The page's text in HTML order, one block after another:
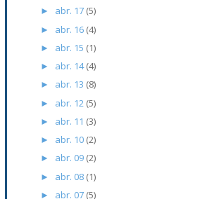
► abr. 17 (5)
► abr. 16 (4)
► abr. 15 (1)
► abr. 14(4)
► abr. 13 (8)
► abr. 12 (5)
► abr. 11 (3)
► abr. 10 (2)
► abr. 09 (2)
► abr. 08 (1)
► abr. 07 (5)